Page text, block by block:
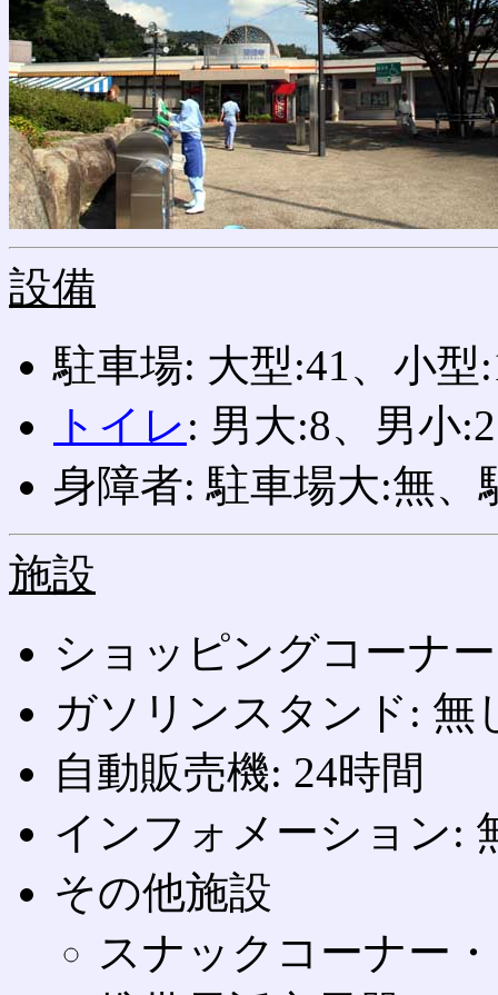
設備
駐車場: 大型:41、小
トイレ: 男大:8、男小
身障者: 駐車場大:無
施設
ショッピングコーナ
ガソリンスタンド: 無
自動販売機: 24時間
インフォメーション:
その他施設
スナックコーナー